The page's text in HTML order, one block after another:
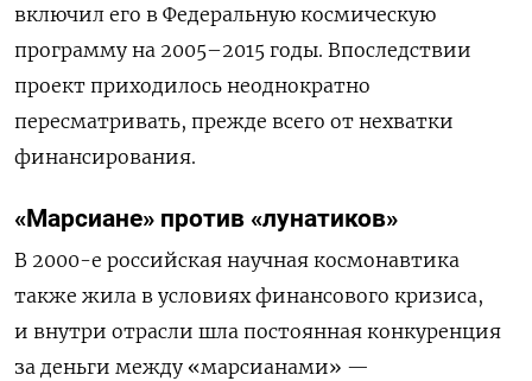
включил его в Федеральную космическую
программу на 2005–2015 годы. Впоследствии
проект приходилось неоднократно
пересматривать, прежде всего от нехватки
финансирования.
«Марсиане» против «лунатиков»
В 2000-е российская научная космонавтика
также жила в условиях финансового кризиса,
и внутри отрасли шла постоянная конкуренция
за деньги между «марсианами» —